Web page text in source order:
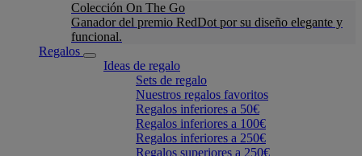
Colección On The Go
Ganador del premio RedDot por su diseño elegante y
funcional.
Regalos
Ideas de regalo
Sets de regalo
Nuestros regalos favoritos
Regalos inferiores a 50€
Regalos inferiores a 100€
Regalos inferiores a 250€
Regalos superiores a 250€